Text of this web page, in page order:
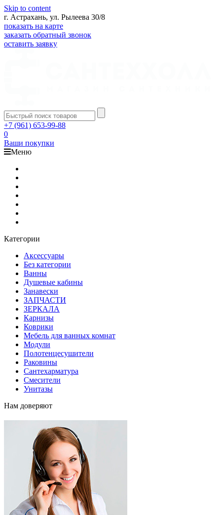
Skip to content
г. Астрахань, ул. Рылеева 30/8
показать на карте
заказать обратный звонок
оставить заявку
+7 (961) 653-99-88
0
Ваши покупки
Меню
Категории
Аксессуары
Без категории
Ванны
Душевые кабины
Занавески
ЗАПЧАСТИ
ЗЕРКАЛА
Карнизы
Коврики
Мебель для ванных комнат
Модули
Полотенцесушители
Раковины
Сантехарматура
Смесители
Унитазы
Нам доверяют